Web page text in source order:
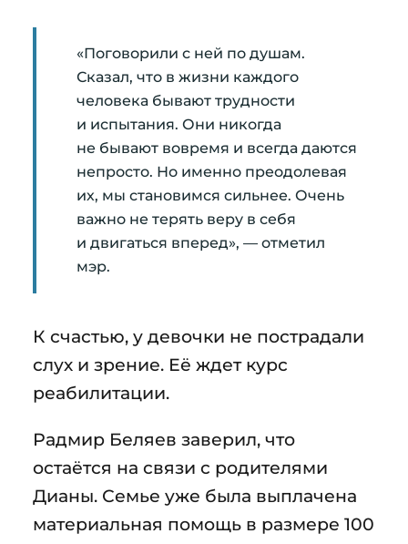
«Поговорили с ней по душам.
Сказал, что в жизни каждого
человека бывают трудности
и испытания. Они никогда
не бывают вовремя и всегда даются
непросто. Но именно преодолевая
их, мы становимся сильнее. Очень
важно не терять веру в себя
и двигаться вперед», — отметил
мэр.
К счастью, у девочки не пострадали
слух и зрение. Её ждет курс
реабилитации.
Радмир Беляев заверил, что
остаётся на связи с родителями
Дианы. Семье уже была выплачена
материальная помощь в размере 100